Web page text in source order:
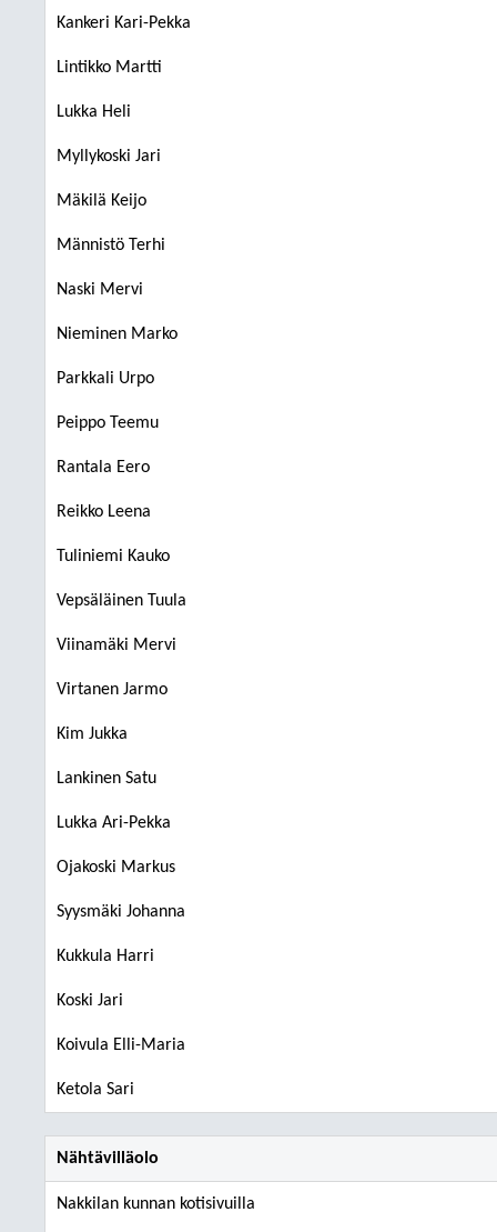
Kankeri Kari-Pekka
Lintikko Martti
Lukka Heli
Myllykoski Jari
Mäkilä Keijo
Männistö Terhi
Naski Mervi
Nieminen Marko
Parkkali Urpo
Peippo Teemu
Rantala Eero
Reikko Leena
Tuliniemi Kauko
Vepsäläinen Tuula
Viinamäki Mervi
Virtanen Jarmo
Kim Jukka
Lankinen Satu
Lukka Ari-Pekka
Ojakoski Markus
Syysmäki Johanna
Kukkula Harri
Koski Jari
Koivula Elli-Maria
Ketola Sari
Nähtävilläolo
Nakkilan kunnan kotisivuilla